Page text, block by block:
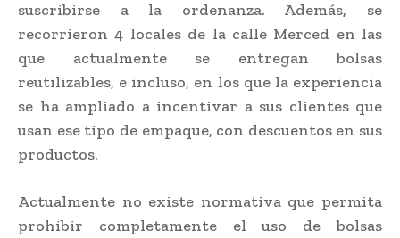
suscribirse a la ordenanza. Además, se
recorrieron 4 locales de la calle Merced en las
que actualmente se entregan bolsas
reutilizables, e incluso, en los que la experiencia
se ha ampliado a incentivar a sus clientes que
usan ese tipo de empaque, con descuentos en sus
productos.
Actualmente no existe normativa que permita
prohibir completamente el uso de bolsas